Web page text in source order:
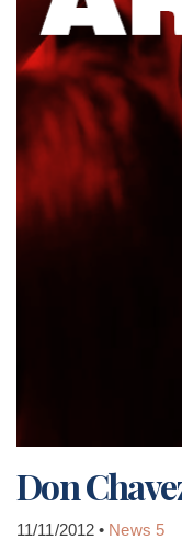
Don
11/11/2012 • News 5